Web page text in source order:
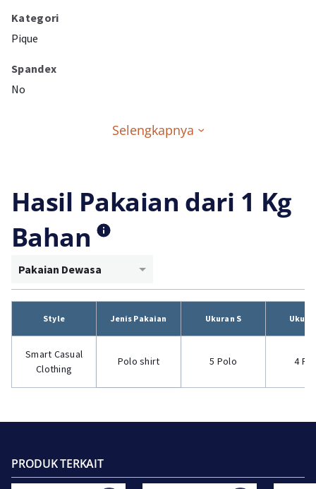
Kategori
Pique
Spandex
No
Selengkapnya
Hasil Pakaian dari 1 Kg
Bahan
Pakaian Dewasa
Style Jenis Pakaian Ukuran S
Smart Casual
Clothing
Polo shirt 5 Polo 4
PRODUK TERKAIT